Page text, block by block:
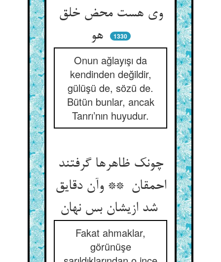
وی هست محض خلق
هو
1330
Onun ağlayışı da
kendinden değildir,
gülüşü de, sözü de.
Bütün bunlar, ancak
Tanrı’nın huyudur.
چونک ظاهرها گرفتند
احمقان ** وآن دقایق
شد ازیشان بس نهان
Fakat ahmaklar,
görünüşe